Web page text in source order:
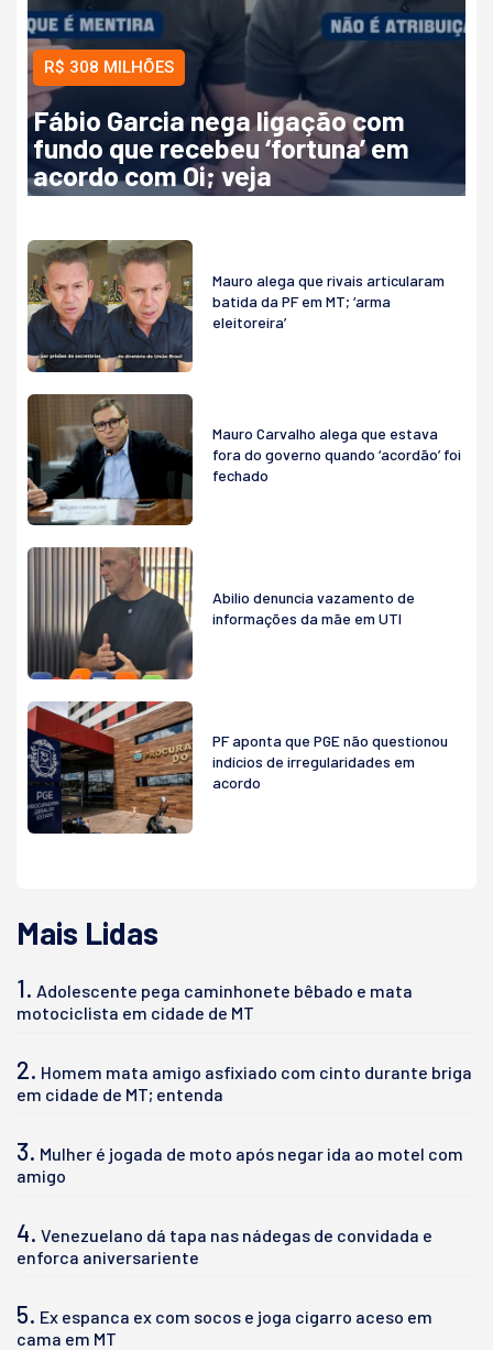
R$ 308 MILHÕES
Fábio Garcia nega ligação com
fundo que recebeu ‘fortuna’ em
acordo com Oi; veja
Mauro alega que rivais articularam
batida da PF em MT; ‘arma
eleitoreira’
Mauro Carvalho alega que estava
fora do governo quando ‘acordão’ foi
fechado
Abilio denuncia vazamento de
informações da mãe em UTI
PF aponta que PGE não questionou
indícios de irregularidades em
acordo
Mais Lidas
1. Adolescente pega caminhonete bêbado e mata
motociclista em cidade de MT
2. Homem mata amigo asfixiado com cinto durante briga
em cidade de MT; entenda
3. Mulher é jogada de moto após negar ida ao motel com
amigo
4. Venezuelano dá tapa nas nádegas de convidada e
enforca aniversariente
5. Ex espanca ex com socos e joga cigarro aceso em
cama em MT